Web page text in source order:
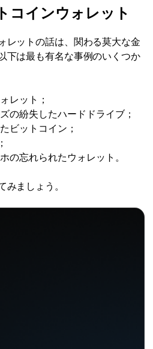
コインウォレット
レットの話は、関わる莫大な金
下は最も有名な事例のいくつか
レット；
の紛失したハードドライブ；
ビットコイン；
の忘れられたウォレット。
ましょう。